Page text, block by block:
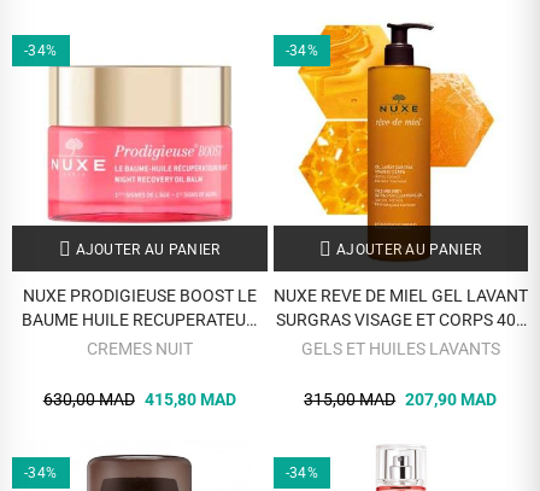
-34%
AJOUTER AU PANIER
NUXE PRODIGIEUSE BOOST LE
BAUME HUILE RECUPERATEUR
NUIT 50 ML
CREMES NUIT
630,00 MAD 415,80 MAD
-34%
AJOUTER AU PANIER
NUXE REVE DE MIEL GEL LAVANT
SURGRAS VISAGE ET CORPS 400
ML
GELS ET HUILES LAVANTS
315,00 MAD 207,90 MAD
-34% -34%